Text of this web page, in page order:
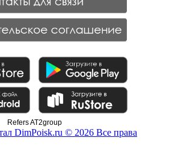
Refers AT2group
DimPoisk.ru © 2026 Все права